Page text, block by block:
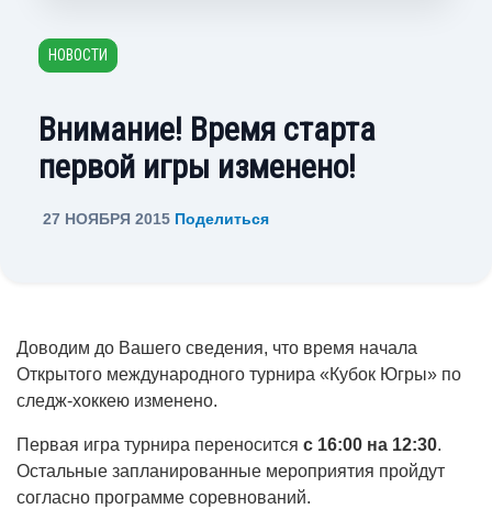
НОВОСТИ
Внимание! Время старта
первой игры изменено!
27 НОЯБРЯ 2015 Поделиться
Доводим до Вашего сведения, что время начала
Открытого международного турнира «Кубок Югры» по
следж-хоккею изменено.
Первая игра турнира переносится с 16:00 на 12:30.
Остальные запланированные мероприятия пройдут
согласно программе соревнований.